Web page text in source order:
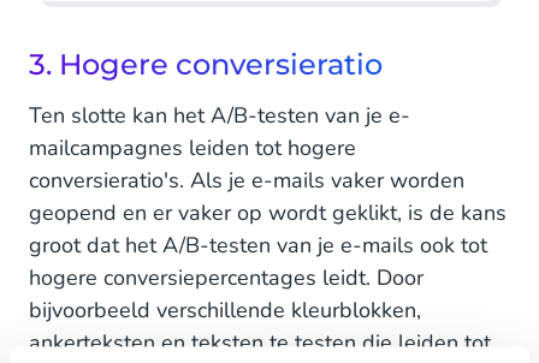
3. Hogere conversieratio
Ten slotte kan het A/B-testen van je e-
mailcampagnes leiden tot hogere
conversieratio's. Als je e-mails vaker worden
geopend en er vaker op wordt geklikt, is de kans
groot dat het A/B-testen van je e-mails ook tot
hogere conversiepercentages leidt. Door
bijvoorbeeld verschillende kleurblokken,
ankerteksten en teksten te testen die leiden tot